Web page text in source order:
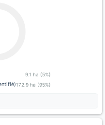
9.1 ha (5%)
172.9 ha (95%)